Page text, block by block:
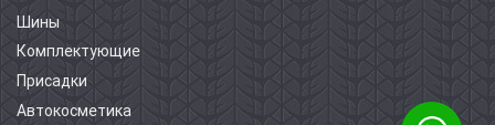
Шины
Комплектующие
Присадки
Автокосметика